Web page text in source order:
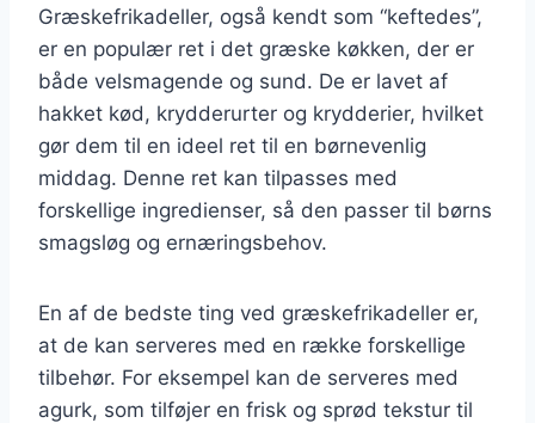
Græskefrikadeller, også kendt som “keftedes”,
er en populær ret i det græske køkken, der er
både velsmagende og sund. De er lavet af
hakket kød, krydderurter og krydderier, hvilket
gør dem til en ideel ret til en børnevenlig
middag. Denne ret kan tilpasses med
forskellige ingredienser, så den passer til børns
smagsløg og ernæringsbehov.
En af de bedste ting ved græskefrikadeller er,
at de kan serveres med en række forskellige
tilbehør. For eksempel kan de serveres med
agurk, som tilføjer en frisk og sprød tekstur til